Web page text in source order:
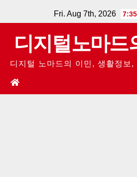
to
content
Fri. Aug 7th, 2026
디지털노마드
디지털 노마드의 이민, 생활정보